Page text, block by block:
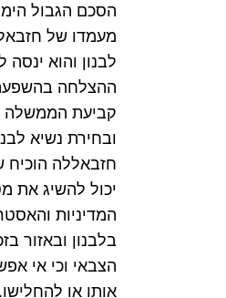
הסכם הגבול
מעמדו של
לבנון והוא
ההצלחה
קביעת הממשלה
ובחירת נשיא
חזבאללה הוכיח
יכול להשיג את
המדיניות
בלבנון ובאזור
הצבאי וכי אי
אותו או להחלישו.